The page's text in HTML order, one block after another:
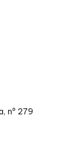
nº 279